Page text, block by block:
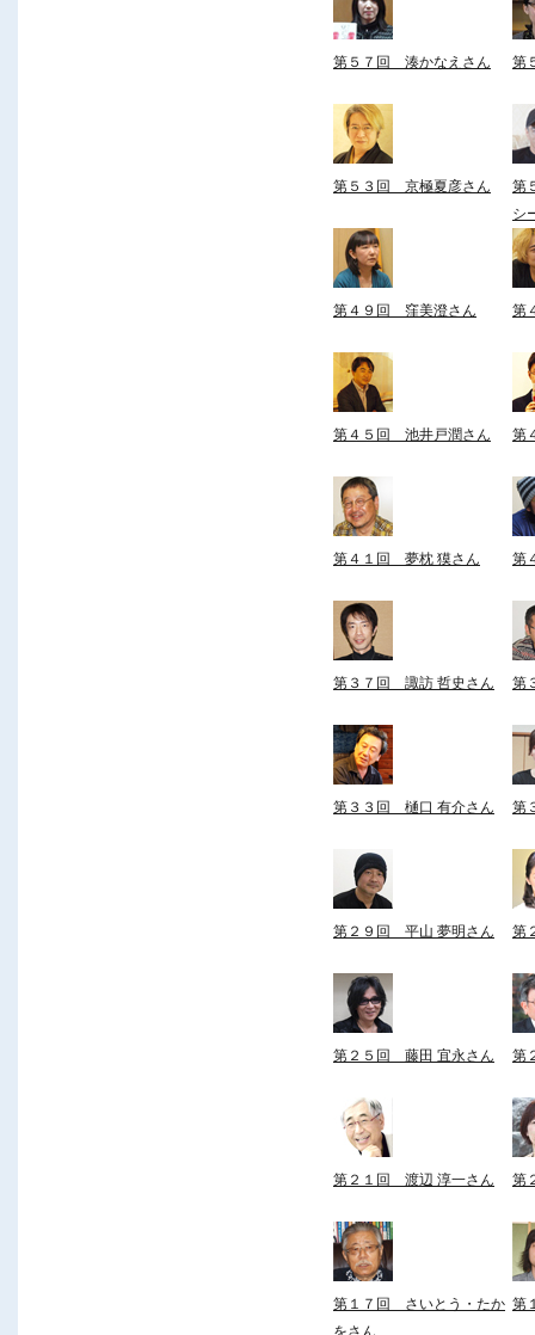
第５７回 湊かなえさん 第
第５３回 京極夏彦さん
第
シ
第４９回 窪美澄さん 第
第４５回 池井戸潤さん 第
第４１回 夢枕 獏さん 第
第３７回 諏訪 哲史さん 第
第３３回 樋口 有介さん 第
第２９回 平山 夢明さん 第
第２５回 藤田 宜永さん 第
第２１回 渡辺 淳一さん 第
第１７回 さいとう・たか
をさん
第